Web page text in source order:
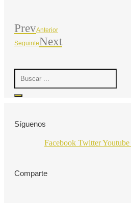
PrevAnterior
SeguinteNext
Search
Síguenos
Facebook TwitterYoutube
Comparte